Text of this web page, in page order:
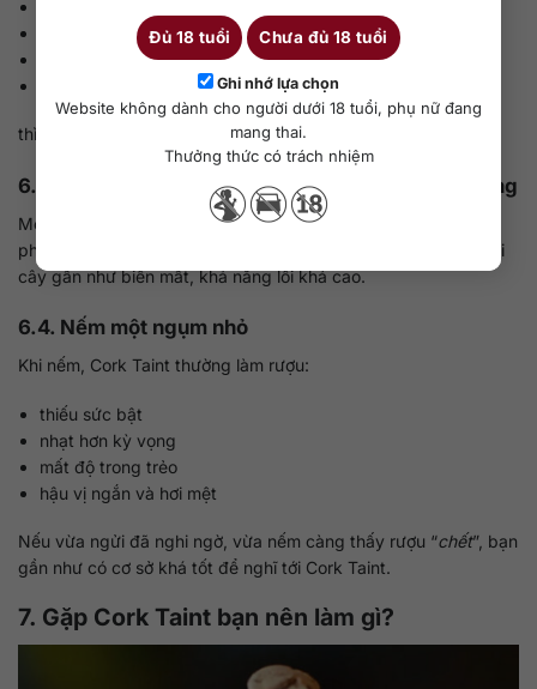
Đủ 18 tuổi Chưa đủ 18 tuổi
Ghi nhớ lựa chọn
Website không dành cho người dưới 18 tuổi, phụ nữ đang
mang thai.
Thưởng thức có trách nhiệm
thì nên cảnh giác ngay.
6.3. Tìm xem hương trái cây có bị bóp xuống không
Một chai rượu tốt thường có một mức sinh khí nhất định, dù
phong cách kín hay mở. Nếu rượu ngửi lên thấy đục, tù và trái
cây gần như biến mất, khả năng lỗi khá cao.
6.4. Nếm một ngụm nhỏ
Khi nếm, Cork Taint thường làm rượu:
thiếu sức bật
nhạt hơn kỳ vọng
mất độ trong trẻo
hậu vị ngắn và hơi mệt
Nếu vừa ngửi đã nghi ngờ, vừa nếm càng thấy rượu “chết”, bạn
gần như có cơ sở khá tốt để nghĩ tới Cork Taint.
7. Gặp Cork Taint bạn nên làm gì?